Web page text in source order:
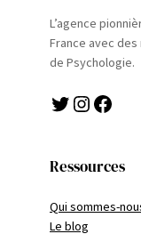
L’agence
France avec
de Psychologie.
Twitter Instagram Facebook
Ressources
Qui sommes-
Le blog